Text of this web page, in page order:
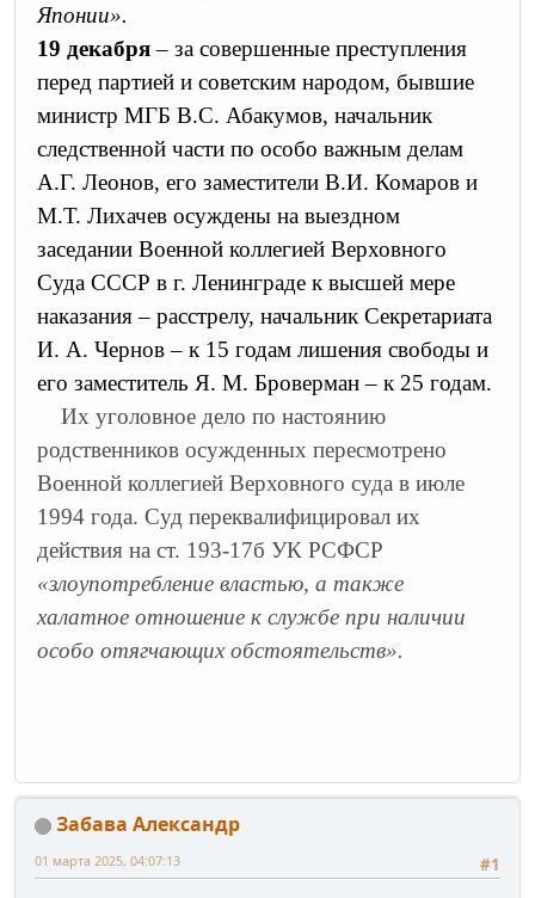
Японии».
19 декабря– за совершенные преступления
перед партией и советским народом, бывшие
министр МГБ В.С. Абакумов, начальник
следственной части по особо важным делам
А.Г. Леонов, его заместители В.И. Комаров и
М.Т. Лихачев осуждены на выездном
заседании Военной коллегией Верховного
Суда СССР в г. Ленинграде к высшей мере
наказания – расстрелу, начальник Секретариата
И. А. Чернов – к 15 годам лишения свободы и
его заместитель Я. М. Броверман – к 25 годам.
Их уголовное дело по настоянию
родственников осужденных пересмотрено
Военной коллегией Верховного суда в июле
1994 года. Суд переквалифицировал их
действия на ст. 193-17б УК РСФСР
«злоупотребление властью, а также
халатное отношение к службе при наличии
особо отягчающих обстоятельств».
Забава Александр
#1
01 марта 2025, 04:07:13